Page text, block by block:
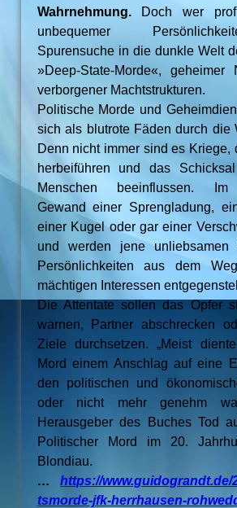
Wahrnehmung.Doch wer
unbequemer
Spurensuche in die dunkle Welt
»Deep-State-Morde«, geheimer
verborgener Machtstrukturen.
Politische Morde und
sich als blutrote Fäden durch die
Denn nicht immer sind es Kriege,
herbeiführen und das
Menschen beeinflussen. Im
Gewand einer Sprengladung,
einer Kugel oder gar einer
und werden jene unliebsamen
Persönlichkeiten aus dem
mächtigen Interessen
Die Attentate sollen das Opfer
warnen, Partner abschrecken
Ziele durchsetzen. „Meist
Mord einem Anschlag auf eine
den politischen und
oder nicht mehr genehm
Herausgeber des Buches Tod
Politischer Mord im 20.
…https://www.guidograndt.de/
tsmorde-jfk-herrhausen-